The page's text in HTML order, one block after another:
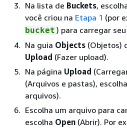
Na lista de Buckets,
você criou na Etapa 1 (por
bucket ) para carregar
Na guia Objects (Objetos)
Upload (Fazer upload).
Na página Upload
(Arquivos e pastas), escolha
arquivos).
Escolha um arquivo para
escolha Open (Abrir). Por